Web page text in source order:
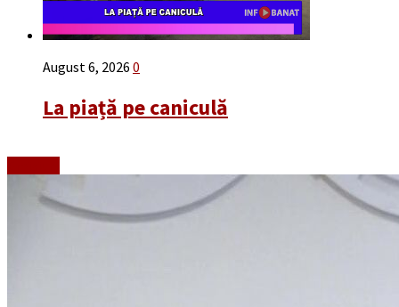
August 6, 2026 0
La piață pe caniculă